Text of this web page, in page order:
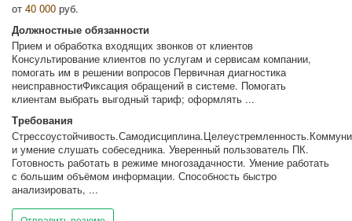
от 40 000 руб.
Должностные обязанности
Прием и обработка входящих звонков от клиентов
Консультирование клиентов по услугам и сервисам компании,
помогать им в решении вопросов Первичная диагностика
неисправностиФиксация обращений в системе. Помогать
клиентам выбрать выгодный тариф; оформлять ...
Требования
и умение слушать собеседника. Уверенный пользователь ПК.
Готовность работать в режиме многозадачности. Умение работать
с большим объёмом информации. Способность быстро
анализировать, ...